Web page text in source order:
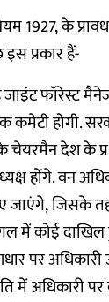
1927, के
प्रकार हैं-
जाइंट फॉरेस्ट
कमेटी होगी.
चेयरमैन देश के
होंगे. वन
जाएंगे, जिसके
में कोई
पर
में अधिकारी पर